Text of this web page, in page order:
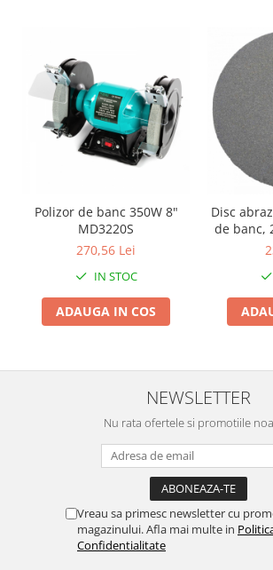
Plite & aragaze
Iluminat & electrice
Prelungitoare & cabluri electrice
Corpuri de iluminat
Lampi solare
Lumina de crestere pentru plante
Proiectoare & lampi de lucru
Veioze si Lampi
Aparate de spalat cu presiune si
Accesorii aparatele de spalat cu
Aparate de spalat cu presiune
Instalatii sanitare
Polizor de banc 350W 8"
MD3220S
270,56 Lei
IN STOC
ADAUGA IN COS
Disc
de banc,
NEWSLETTER
Nu rata ofertele si promotiile
Vreau sa primesc newsletter cu
magazinului. Afla mai multe in
Confidentialitate